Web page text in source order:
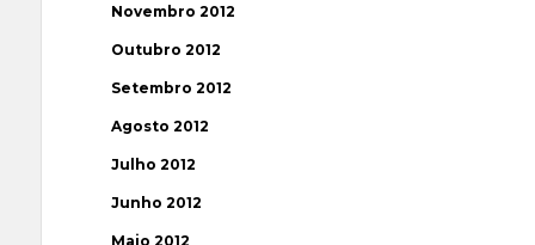
Novembro 2012
Outubro 2012
Setembro 2012
Agosto 2012
Julho 2012
Junho 2012
Maio 2012